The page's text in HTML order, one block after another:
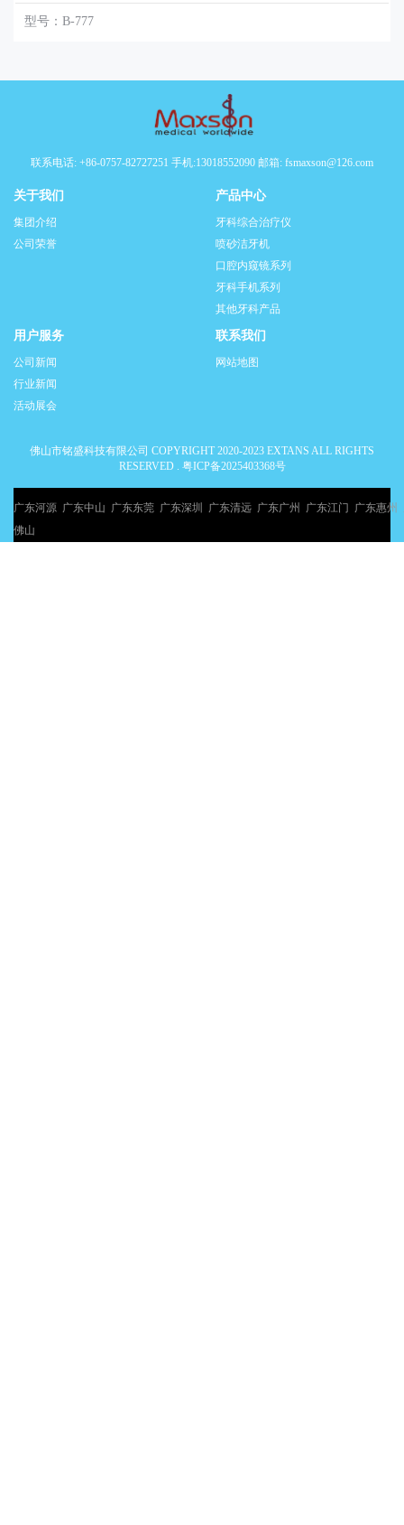
型号：B-777
联系电话: +86-0757-82727251 手机:13018552090 邮箱: fsmaxson@126.com
关于我们
集团介绍
公司荣誉
产品中心
牙科综合治疗仪
喷砂洁牙机
口腔内窥镜系列
牙科手机系列
其他牙科产品
用户服务
公司新闻
行业新闻
活动展会
联系我们
网站地图
佛山市铭盛科技有限公司 COPYRIGHT 2020-2023 EXTANS ALL RIGHTS
RESERVED . 粤ICP备2025403368号
广东河源 广东中山 广东东莞 广东深圳 广东清远 广东广州 广东江门 广东惠州
佛山